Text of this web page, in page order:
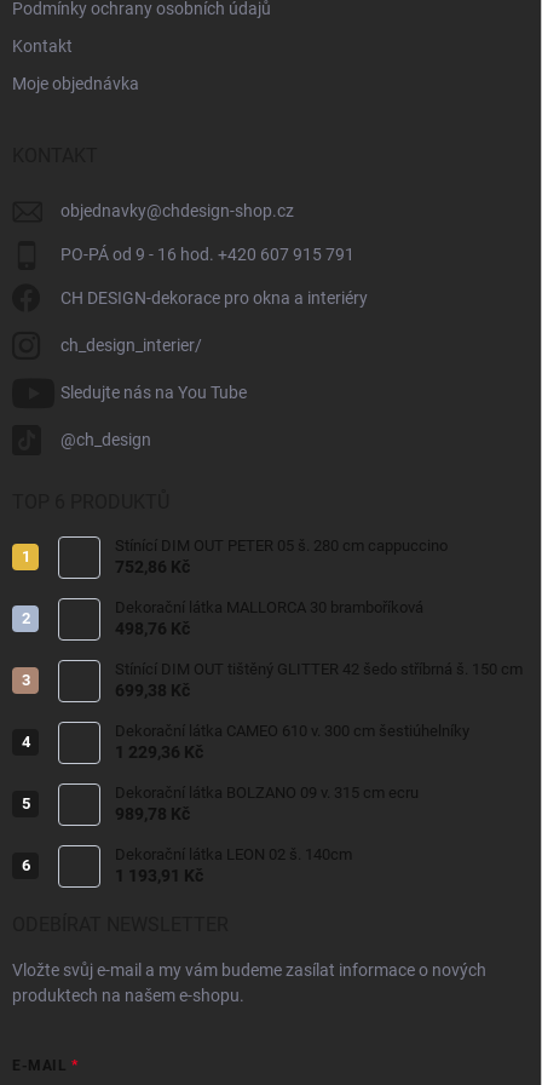
Podmínky ochrany osobních údajů
Kontakt
Moje objednávka
objednavky@chdesign-shop.cz
PO-PÁ od 9 - 16 hod. +420 607 915 791
CH DESIGN-dekorace pro okna a interiéry
ch_design_interier/
Sledujte nás na You Tube
@ch_design
Stínící DIM OUT PETER 05 š. 280 cm cappuccino
752,86 Kč
Dekorační látka MALLORCA 30 bramboříková
498,76 Kč
Stínící DIM OUT tištěný GLITTER 42 šedo stříbrná š. 150 cm
699,38 Kč
Dekorační látka CAMEO 610 v. 300 cm šestiúhelníky
1 229,36 Kč
Dekorační látka BOLZANO 09 v. 315 cm ecru
989,78 Kč
Dekorační látka LEON 02 š. 140cm
1 193,91 Kč
Vložte svůj e-mail a my vám budeme zasílat informace o nových
produktech na našem e-shopu.
E-MAIL